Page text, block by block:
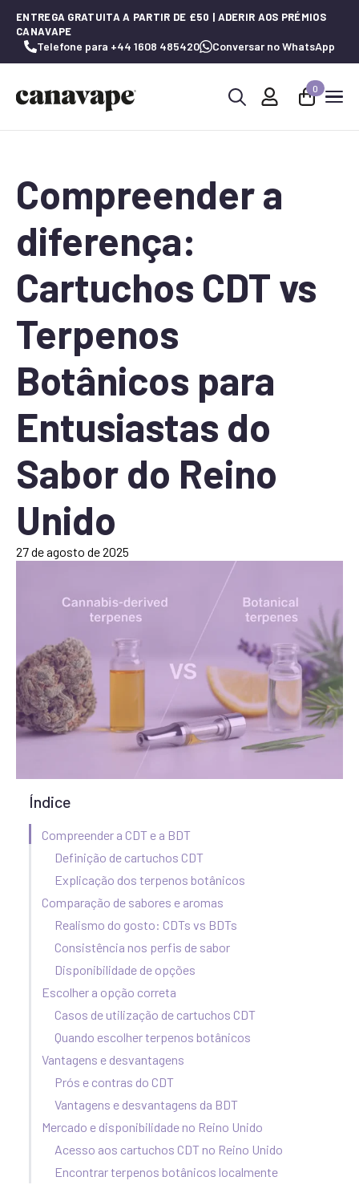
ENTREGA GRATUITA A PARTIR DE £50 | ADERIR AOS PRÉMIOS
CANAVAPE
Telefone para +44 1608 485420 Conversar no WhatsApp
0
Compreender a
diferença:
Cartuchos CDT vs
Terpenos
Botânicos para
Entusiastas do
Sabor do Reino
Unido
27 de agosto de 2025
Índice
Compreender a CDT e a BDT
Definição de cartuchos CDT
Explicação dos terpenos botânicos
Comparação de sabores e aromas
Realismo do gosto: CDTs vs BDTs
Consistência nos perfis de sabor
Disponibilidade de opções
Escolher a opção correta
Casos de utilização de cartuchos CDT
Quando escolher terpenos botânicos
Vantagens e desvantagens
Prós e contras do CDT
Vantagens e desvantagens da BDT
Mercado e disponibilidade no Reino Unido
Acesso aos cartuchos CDT no Reino Unido
Encontrar terpenos botânicos localmente